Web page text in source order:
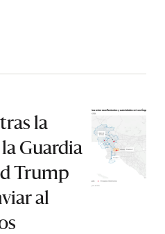
la
Guardia
Trump
al